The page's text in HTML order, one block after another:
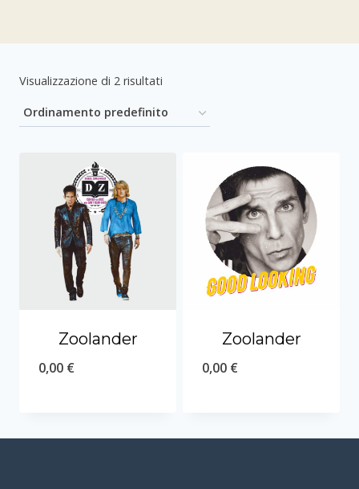
Visualizzazione di 2 risultati
Zoolander
0,00 €
Zoolander
0,00 €